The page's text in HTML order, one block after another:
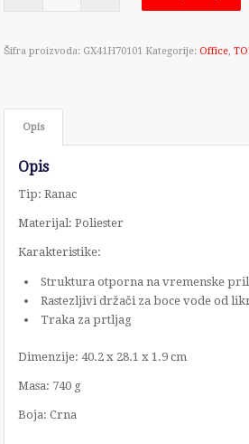
Šifra proizvoda: GX41H70101 Kategorije: Office,
Opis
Opis
Tip: Ranac
Materijal: Poliester
Karakteristike:
Struktura otporna na vremenske
Rastezljivi držači za boce vode od
Traka za prtljag
Dimenzije: 40.2 x 28.1 x 1.9 cm
Masa: 740 g
Boja: Crna